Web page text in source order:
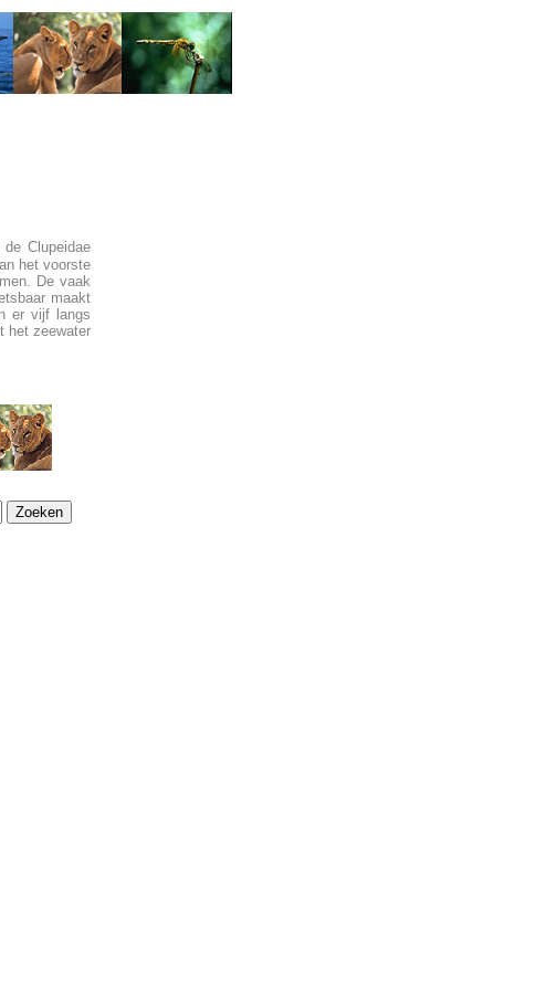
Clupeidae
het voorste
De vaak
maakt
er vijf langs
het zeewater